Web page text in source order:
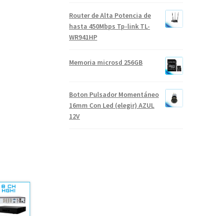
Router de Alta Potencia de
hasta 450Mbps Tp-link TL-
WR941HP
Memoria microsd 256GB
Boton Pulsador Momentáneo
16mm Con Led (elegir) AZUL
12V